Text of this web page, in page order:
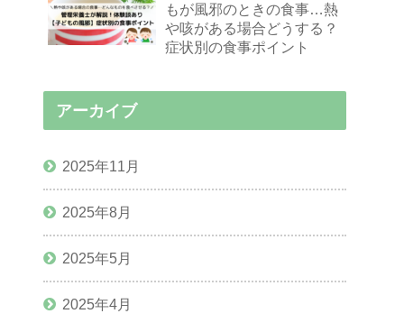
もが風邪のときの食事…熱
や咳がある場合どうする？
症状別の食事ポイント
アーカイブ
2025年11月
2025年8月
2025年5月
2025年4月